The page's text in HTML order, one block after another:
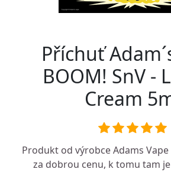
Příchuť
BOOM! SnV -
Cream
Produkt od výrobceAdams Vape
za dobrou cenu, k tomu tam je